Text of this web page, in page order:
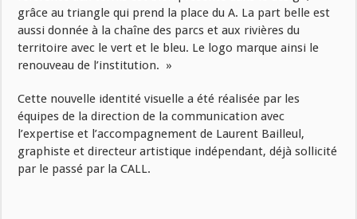
grâce au triangle qui prend la place du A. La part belle est
aussi donnée à la chaîne des parcs et aux rivières du
territoire avec le vert et le bleu. Le logo marque ainsi le
renouveau de l’institution. »
Cette nouvelle identité visuelle a été réalisée par les
équipes de la direction de la communication avec
l’expertise et l’accompagnement de Laurent Bailleul,
graphiste et directeur artistique indépendant, déjà sollicité
par le passé par la CALL.